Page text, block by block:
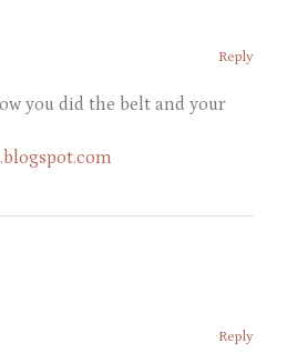
Reply
you did the belt and your
Reply